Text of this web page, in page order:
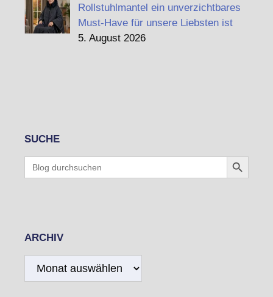
Rollstuhlmantel ein unverzichtbares
Must-Have für unsere Liebsten ist
5. August 2026
SUCHE
Search
for:
Search Button
ARCHIV